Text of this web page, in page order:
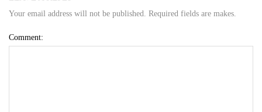
Your email address will not be published. Required fields are makes.
Comment: